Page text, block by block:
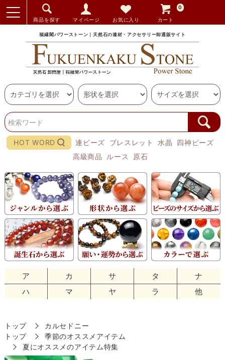
商品を探す マイページ お気に入り カート
0
福縁閣パワーストーン｜天然石の連材・アクセサリー卸通販サイト
HOT WORD 連ビーズ ブレスレット 水晶
四神ビーズ
高級商品
ルース 原石
ア カ サ タ
ナ
ハ
マ ヤ ラ 他
トップ
カルセドニー
トップ
季節のオススメアイテム
夏にオススメのアイテム特集